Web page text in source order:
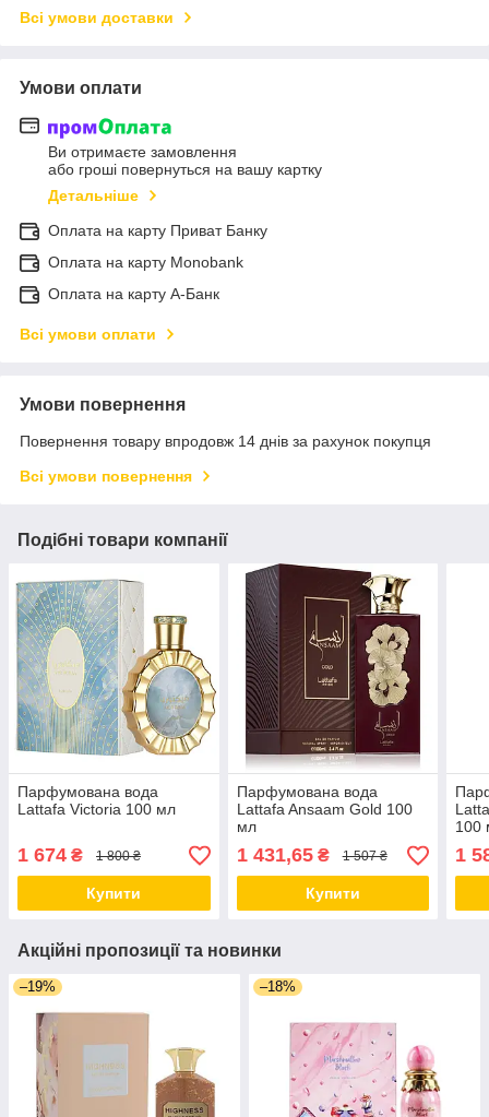
Всі умови доставки
Умови оплати
Ви отримаєте замовлення
або гроші повернуться на вашу картку
Детальніше
Оплата на карту Приват Банку
Оплата на карту Monobank
Оплата на карту А-Банк
Всі умови оплати
Умови повернення
Повернення товару впродовж 14 днів за рахунок покупця
Всі умови повернення
Подібні товари компанії
Парфумована вода
Lattafa Victoria 100 мл
1 674 ₴ 1 800 ₴
Купити
Парфумована вода
Lattafa Ansaam Gold 100
мл
1 431,65₴ 1 507 ₴
Купити
100
1
Акційні пропозиції та новинки
–19% –18%